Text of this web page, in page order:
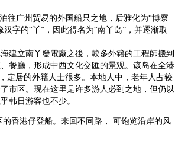
广州贸易的外国船只之地，后雅化为“博寮
字的“丫”，因此得名为“南丫岛”，并逐渐取
建立南丫發電廠之後，較多外籍的工程師搬到
餐廳，形成中西文化交匯的景观。该岛在全港
定居的外籍人士很多。本地人中，老年人占较
市区。现在这里是许多游人必到之地，但仍以
韩日游客也不少。
港仔登船。来回不同路， 可饱览沿岸的风